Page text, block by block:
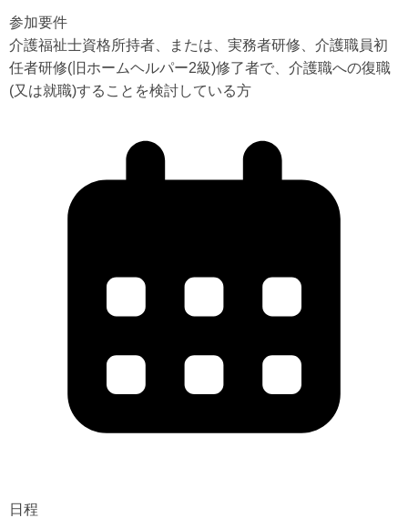
参加要件
介護福祉士資格所持者、または、実務者研修、介護職員初
任者研修(旧ホームヘルパー2級)修了者で、介護職への復職
(又は就職)することを検討している方
日程